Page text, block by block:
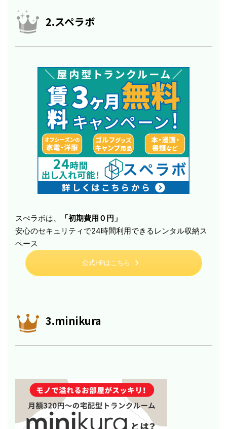
2.スペラボ
スぺラボは、
「初期費用０円」
安心のセキュリティで24時間利用できるレンタル収納ス
ペース
公式HPはこちら
3.minikura